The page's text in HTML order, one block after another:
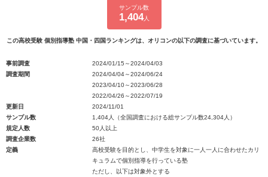
サンプル数
1,404人
この高校受験 個別指導塾 中国・四国ランキングは、オリコンの以下の調査に基づいています。
事前調査
2024/01/15～2024/04/03
調査期間
2024/04/04～2024/06/24
2023/04/10～2023/06/28
2022/04/26～2022/07/19
更新日
2024/11/01
サンプル数
1,404人（全国調査における総サンプル数24,304人）
規定人数
50人以上
調査企業数
26社
定義
高校受験を目的とし、中学生を対象に一人一人に合わせたカリ
キュラムで個別指導を行っている塾
ただし、以下は対象外とする